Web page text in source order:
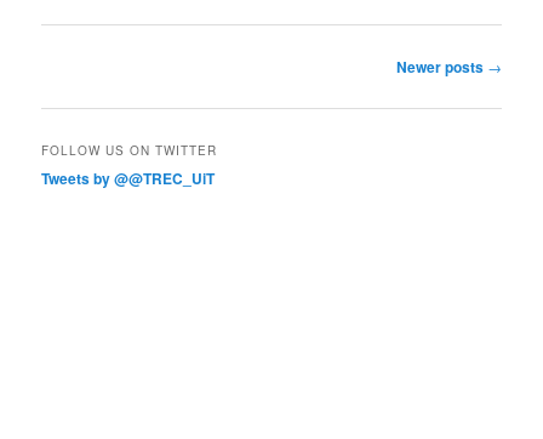
Newer posts →
FOLLOW US ON TWITTER
Tweets by @@TREC_UiT